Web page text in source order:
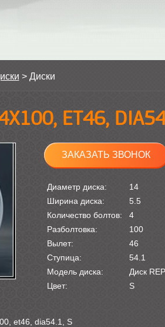
> Диски
ET46,
ЗАКАЗАТЬ ЗВОНОК
Диаметр диска:
14
Ширина диска:
5.5
Количество болтов:
4
Разболтовка:
100
Вылет:
46
Ступица:
54.1
Модель диска:
Диск
Цвет:
S
et46, dia54.1, S